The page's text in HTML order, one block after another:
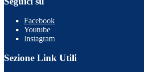
Facebook
Youtube
Instagram
Sezione Link Utili